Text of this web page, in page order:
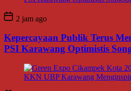
2 jam ago
Kepercayaan Publik Terus
PSI Karawang Optimistis